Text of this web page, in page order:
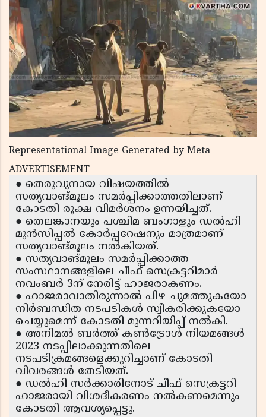
Representational Image Generated by Meta
ADVERTISEMENT
● തെരുവുനായ വിഷയത്തിൽ
സത്യവാങ്മൂലം സമർപ്പിക്കാത്തതിലാണ്
കോടതി രൂക്ഷ വിമർശനം ഉന്നയിച്ചത്.
● തെലങ്കാനയും പശ്ചിമ ബംഗാളും ഡൽഹി
മുൻസിപ്പൽ കോർപ്പറേഷനും മാത്രമാണ്
സത്യവാങ്മൂലം നൽകിയത്.
● സത്യവാങ്മൂലം സമർപ്പിക്കാത്ത
സംസ്ഥാനങ്ങളിലെ ചീഫ് സെക്രട്ടറിമാർ
നവംബർ 3ന് നേരിട്ട് ഹാജരാകണം.
● ഹാജരാവാതിരുന്നാൽ പിഴ ചുമത്തുകയോ
നിർബന്ധിത നടപടികൾ സ്വീകരിക്കുകയോ
ചെയ്യുമെന്ന് കോടതി മുന്നറിയിപ്പ് നൽകി.
● അനിമൽ ബർത്ത് കൺട്രോൾ നിയമങ്ങൾ
2023 നടപ്പിലാക്കുന്നതിലെ
നടപടിക്രമങ്ങളെക്കുറിച്ചാണ് കോടതി
വിവരങ്ങൾ തേടിയത്.
● ഡൽഹി സർക്കാരിനോട് ചീഫ് സെക്രട്ടറി
ഹാജരായി വിശദീകരണം നൽകണമെന്നും
കോടതി ആവശ്യപ്പെട്ടു.